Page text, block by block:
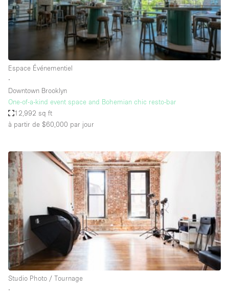
Air conditionné
Animals Friendly
Ascenseur
Bar
Chauffage
Comptoir
Cuisine
De plain-pied
Espace Avec Vue
Espace Brut
Espace Epuré / Minimaliste
Exposition Véhicules
Internet
Espace Événementiel
∙
Downtown Brooklyn
One-of-a-kind event space and Bohemian chic resto-bar
12,992 sq ft
à partir de $60,000 par jour
Studio Photo / Tournage
∙